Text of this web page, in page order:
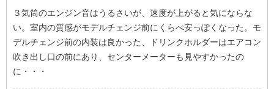
３気筒のエンジン音はうるさいが、速度が上がると気にならな
い。室内の質感がモデルチェンジ前にくらべ安っぽくなった。モ
デルチェンジ前の内装は良かった、ドリンクホルダーはエアコン
吹き出し口の前にあり、センターメーターも見やすかったの
に・・・